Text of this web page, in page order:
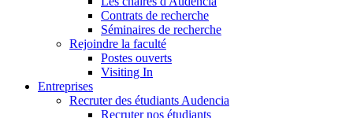
Contrats de recherche
Séminaires de recherche
Rejoindre la faculté
Postes ouverts
Visiting In
Entreprises
Recruter des étudiants Audencia
Recruter nos étudiants